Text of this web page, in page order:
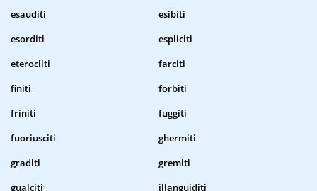
esauditi
esibiti
esorditi
espliciti
eterocliti
farciti
finiti
forbiti
friniti
fuggiti
fuoriusciti
ghermiti
graditi
gremiti
gualciti
illanguiditi